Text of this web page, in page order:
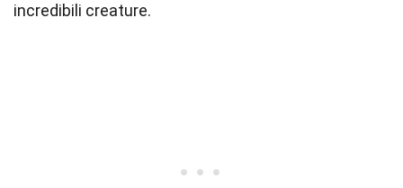
incredibili creature.